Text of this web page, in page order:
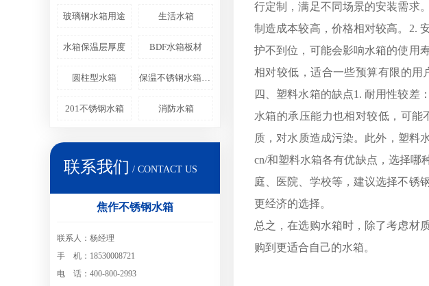
玻璃钢水箱用途 生活水箱
水箱保温层厚度 BDF水箱板材
圆柱型水箱 保温不锈钢水箱寿命
201不锈钢水箱 消防水箱
联系我们 / CONTACT US
焦作不锈钢水箱
联系人：杨经理
手 机：18530008721
电 话：400-800-2993
行定制，满足不同场景的安装需求
制造成本较高，价格相对较高。2.
护不到位，可能会影响水箱的使用
相对较低，适合一些预算有限的用
四、塑料水箱的缺点1. 耐用性较差
水箱的承压能力也相对较低，可能
质，对水质造成污染。此外，塑料
cn/和塑料水箱各有优缺点，选择哪
庭、医院、学校等，建议选择不锈
更经济的选择。
总之，在选购水箱时，除了考虑材
购到更适合自己的水箱。